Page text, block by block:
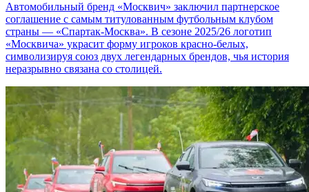
Автомобильный бренд «Москвич» заключил партнерское
соглашение с самым титулованным футбольным клубом
страны — «Спартак-Москва». В сезоне 2025/26 логотип
«Москвича» украсит форму игроков красно-белых,
символизируя союз двух легендарных брендов, чья история
неразрывно связана со столицей.